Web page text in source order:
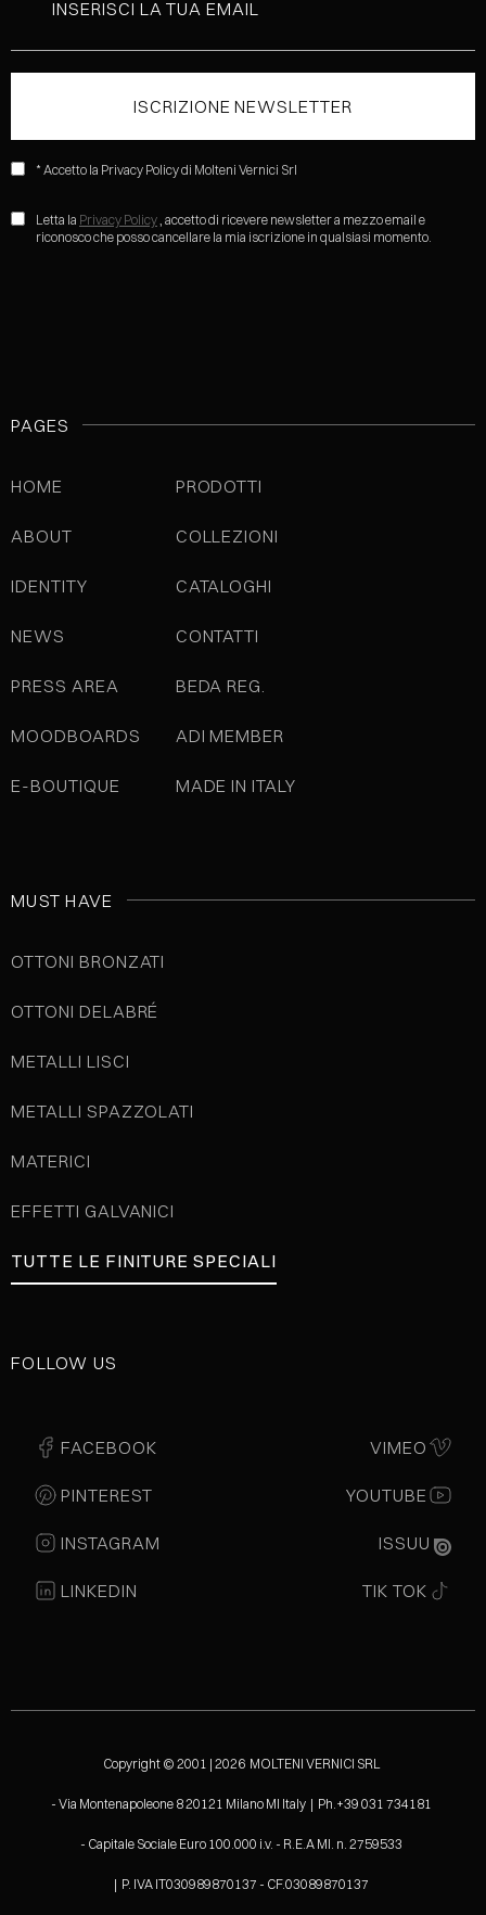
* Accetto la Privacy Policy di Molteni Vernici Srl
Letta la Privacy Policy , accetto di ricevere newsletter a mezzo email e
riconosco che posso cancellare la mia iscrizione in qualsiasi momento.
PAGES
HOME
ABOUT
IDENTITY
NEWS
PRESS AREA
MOODBOARDS
E-BOUTIQUE
PRODOTTI
COLLEZIONI
CATALOGHI
CONTATTI
BEDA REG.
ADI MEMBER
MADE IN ITALY
MUST HAVE
OTTONI BRONZATI
OTTONI DELABRÉ
METALLI LISCI
METALLI SPAZZOLATI
MATERICI
EFFETTI GALVANICI
TUTTE LE FINITURE SPECIALI
FOLLOW US
FACEBOOK
PINTEREST
INSTAGRAM
LINKEDIN
VIMEO
YOUTUBE
ISSUU
TIK TOK
Copyright © 2001 | 2026 MOLTENI VERNICI SRL
- Via Montenapoleone 8 20121 Milano MI Italy | Ph.+39 031 734181
- Capitale Sociale Euro 100.000 i.v. - R.E.A MI. n. 2759533
| P. IVA IT030989870137 - CF.03089870137